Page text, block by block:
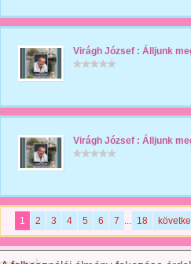
Virágh József : Álljunk
Virágh József : Álljunk
1 2 3 4 5 6 7 ... 18